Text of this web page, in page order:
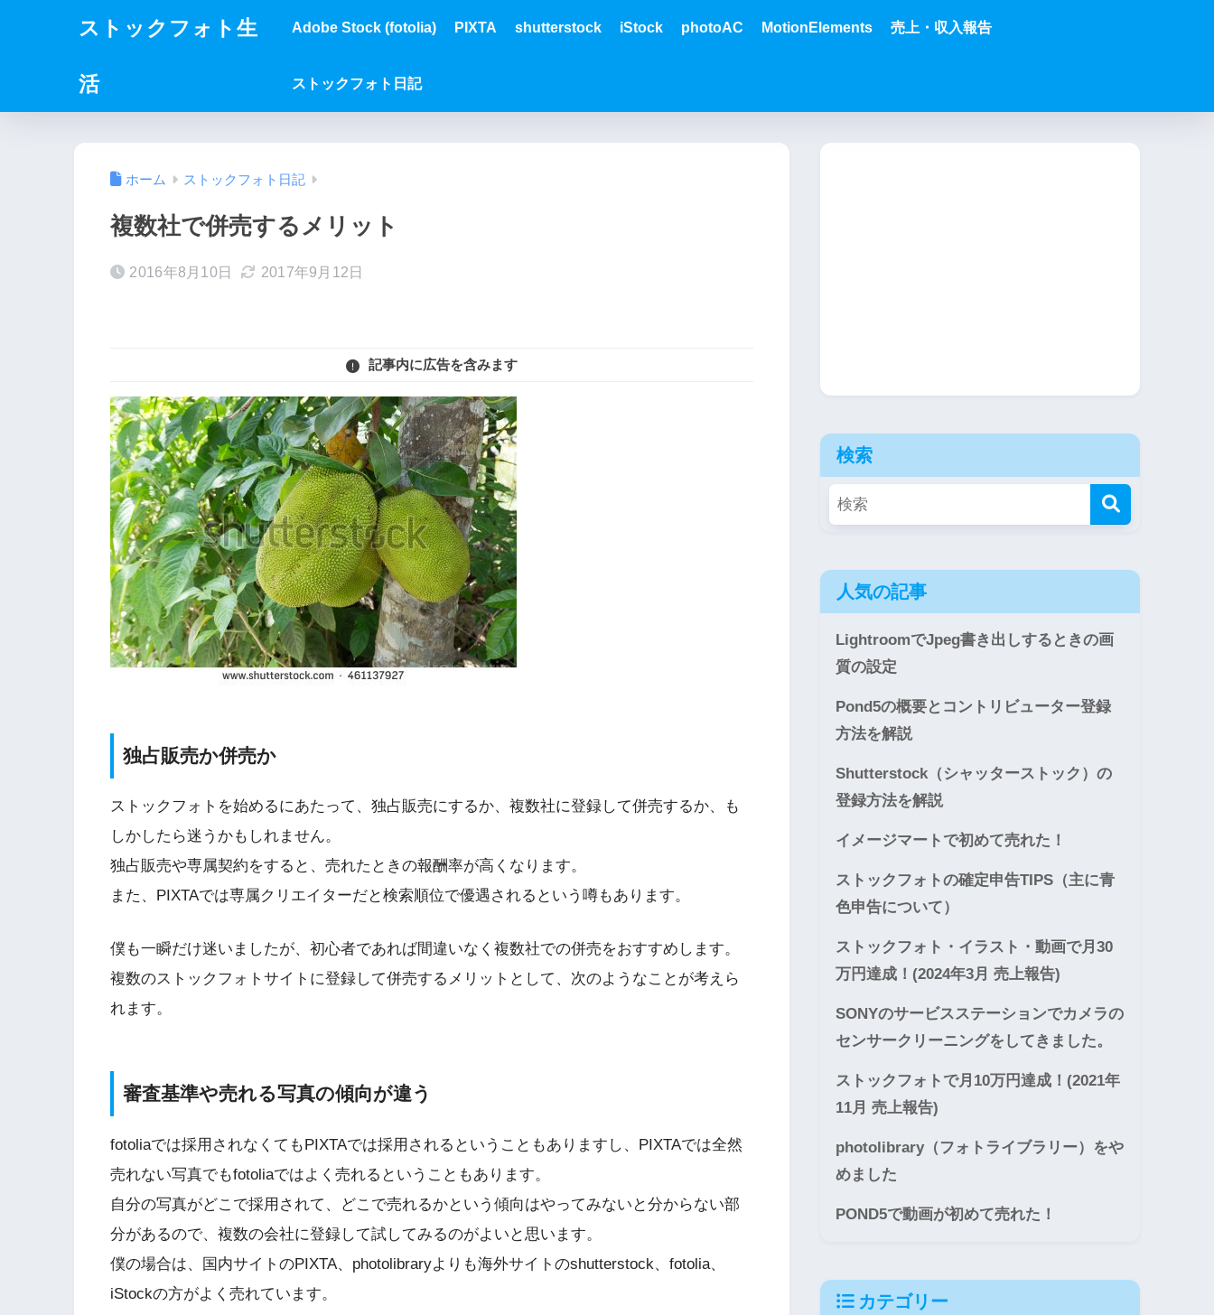
ストックフォト生
活
Adobe Stock (fotolia) PIXTA shutterstock iStock photoAC MotionElements 売上・収入報告
ストックフォト日記
ホーム ストックフォト日記
複数社で併売するメリット
2016年8月10日 2017年9月12日
記事内に広告を含みます
独占販売か併売か
ストックフォトを始めるにあたって、独占販売にするか、複数社に登録して併売するか、も
しかしたら迷うかもしれません。
独占販売や専属契約をすると、売れたときの報酬率が高くなります。
また、PIXTAでは専属クリエイターだと検索順位で優遇されるという噂もあります。
僕も一瞬だけ迷いましたが、初心者であれば間違いなく複数社での併売をおすすめします。
複数のストックフォトサイトに登録して併売するメリットとして、次のようなことが考えら
れます。
審査基準や売れる写真の傾向が違う
fotoliaでは採用されなくてもPIXTAでは採用されるということもありますし、PIXTAでは全然
売れない写真でもfotoliaではよく売れるということもあります。
自分の写真がどこで採用されて、どこで売れるかという傾向はやってみないと分からない部
分があるので、複数の会社に登録して試してみるのがよいと思います。
僕の場合は、国内サイトのPIXTA、photolibraryよりも海外サイトのshutterstock、fotolia、
iStockの方がよく売れています。
検索
人気の記事
LightroomでJpeg書き出しするときの画
質の設定
Pond5の概要とコントリビューター登録
方法を解説
Shutterstock（シャッターストック）の
登録方法を解説
イメージマートで初めて売れた！
ストックフォトの確定申告TIPS（主に青
色申告について）
ストックフォト・イラスト・動画で月30
万円達成！(2024年3月 売上報告)
SONYのサービスステーションでカメラの
センサークリーニングをしてきました。
ストックフォトで月10万円達成！(2021年
11月 売上報告)
photolibrary（フォトライブラリー）をや
めました
POND5で動画が初めて売れた！
カテゴリー